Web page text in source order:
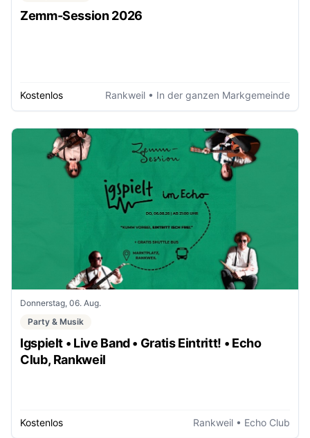
Zemm-Session 2026
Kostenlos Rankweil • In der ganzen Markgemeinde
Donnerstag, 06. Aug.
Party & Musik
Igspielt • Live Band • Gratis Eintritt! • Echo
Club, Rankweil
Kostenlos Rankweil • Echo Club